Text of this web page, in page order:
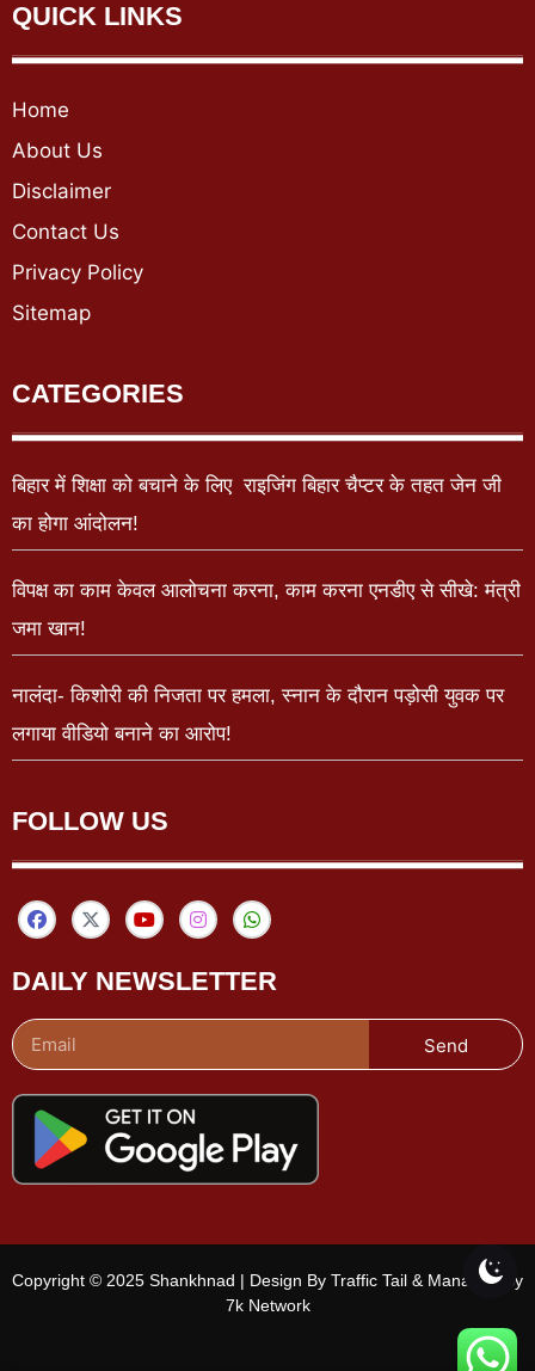
QUICK LINKS
Home
About Us
Disclaimer
Contact Us
Privacy Policy
Sitemap
CATEGORIES
बिहार में शिक्षा को बचाने के लिए राइजिंग बिहार चैप्टर के तहत जेन जी
का होगा आंदोलन!
विपक्ष का काम केवल आलोचना करना, काम करना एनडीए से सीखे: मंत्री
जमा खान!
नालंदा- किशोरी की निजता पर हमला, स्नान के दौरान पड़ोसी युवक पर
लगाया वीडियो बनाने का आरोप!
FOLLOW US
DAILY NEWSLETTER
Send
Copyright © 2025 Shankhnad | Design By Traffic Tail & Managed By
7k Network